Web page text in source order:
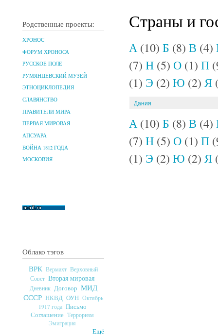
Родственные проекты:
ХРОНОС
ФОРУМ ХРОНОСА
РУССКОЕ ПОЛЕ
РУМЯНЦЕВСКИЙ МУЗЕЙ
ЭТНОЦИКЛОПЕДИЯ
СЛАВЯНСТВО
ПРАВИТЕЛИ МИРА
ПЕРВАЯ МИРОВАЯ
АПСУАРА
ВОЙНА 1812 ГОДА
МОСКОВИЯ
Облако тэгов
ВРК Вермахт Верховный
Совет Вторая мировая
Дневник Договор МИД
СССР НКВД ОУН Октябрь
1917 года Письмо
Соглашение Терроризм
Эмиграция
Ещё
Страны и
А(10) Б (8) В (4)
(7) Н (5) О (1) П
(1) Э (2) Ю (2) Я
Дания
А(10) Б (8) В (4)
(7) Н (5) О (1) П
(1) Э (2) Ю (2) Я